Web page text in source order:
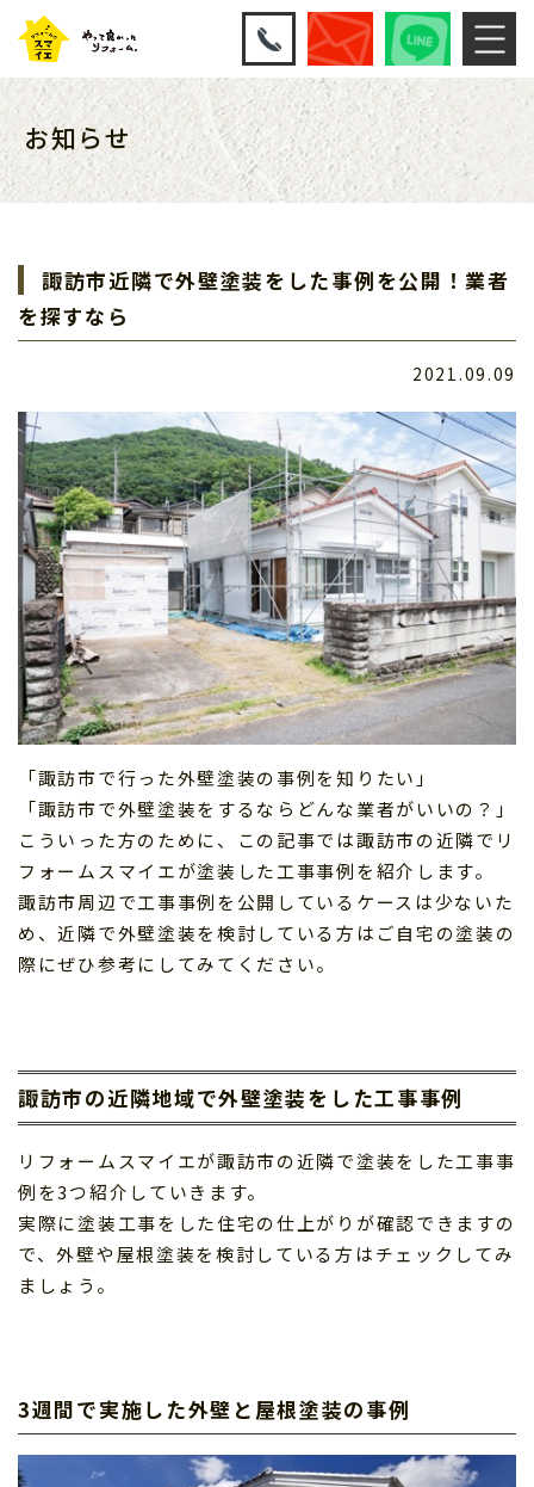
お知らせ
諏訪市近隣で外壁塗装をした事例を公開！業者
を探すなら
2021.09.09
「諏訪市で行った外壁塗装の事例を知りたい」
「諏訪市で外壁塗装をするならどんな業者がいいの？」
こういった方のために、この記事では諏訪市の近隣でリ
フォームスマイエが塗装した工事事例を紹介します。
諏訪市周辺で工事事例を公開しているケースは少ないた
め、近隣で外壁塗装を検討している方はご自宅の塗装の
際にぜひ参考にしてみてください。
諏訪市の近隣地域で外壁塗装をした工事事例
リフォームスマイエが諏訪市の近隣で塗装をした工事事
例を3つ紹介していきます。
実際に塗装工事をした住宅の仕上がりが確認できますの
で、外壁や屋根塗装を検討している方はチェックしてみ
ましょう。
3週間で実施した外壁と屋根塗装の事例